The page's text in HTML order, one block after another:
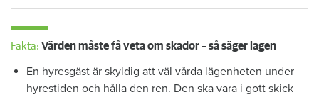
Fakta: Värden måste få veta om skador – så säger lagen
En hyresgäst är skyldig att väl vårda lägenheten under
hyrestiden och hålla den ren. Den ska vara i gott skick